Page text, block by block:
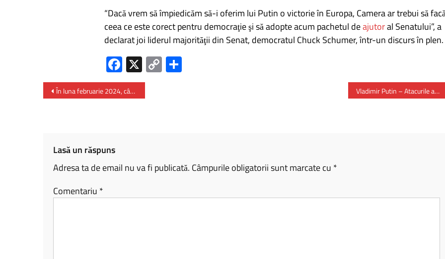
“Dacă vrem să împiedicăm să-i oferim lui Putin o victorie în Europa, Camera ar trebui să
ceea ce este corect pentru democraţie şi să adopte acum pachetul deajutoral Senatului”, a
declarat joi liderul majorităţii din Senat, democratul Chuck Schumer, într-un discurs în plen.
Fa
ce
b
X C
o
P
În luna februarie 2024, câştigul salarial mediu brut a fost 7990 lei și cel net 4876 lei Vladimir Putin – Atacurile asupra sistemului energetic vizează ”demilitarizarea” Ucrainei
Lasă un răspuns
Adresa ta de email nu va fi publicată. Câmpurile obligatorii sunt marcate cu *
Comentariu *